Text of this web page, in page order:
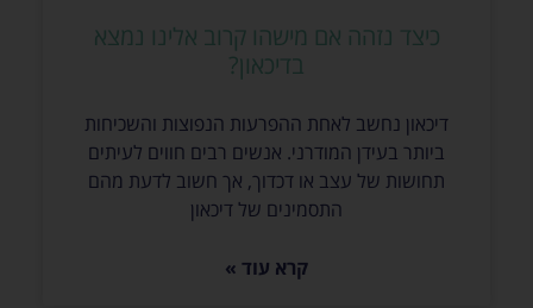
כיצד נזהה אם מישהו קרוב אלינו נמצא
בדיכאון?
דיכאון נחשב לאחת ההפרעות הנפוצות והשכיחות
ביותר בעידן המודרני. אנשים רבים חווים לעיתים
תחושות של עצב או דכדוך, אך חשוב לדעת מהם
התסמינים של דיכאון
קרא עוד »